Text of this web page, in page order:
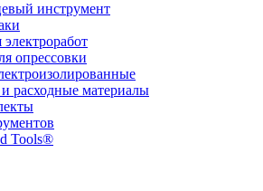
инструмент
опрессовки
расходные материалы
Tools®